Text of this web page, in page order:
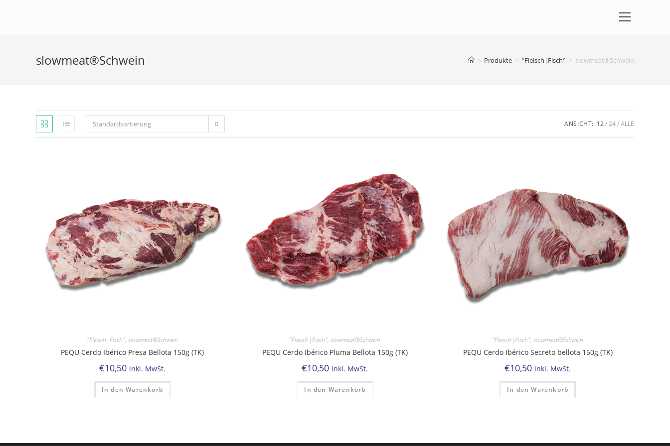
slowmeat®Schwein > Produkte > °Fleisch|Fisch° > slowmeat®Schwein
Standardsortierung ANSICHT: 12 24 ALLE
°Fleisch|Fisch°, slowmeat®Schwein
PEQU Cerdo Ibérico Presa Bellota 150g (TK)
€10,50 inkl. MwSt.
In den Warenkorb
°Fleisch|Fisch°,slowmeat®Schwein
PEQU Cerdo Ibérico Pluma Bellota 150g (TK)
€10,50 inkl. MwSt.
In den Warenkorb
°Fleisch|Fisch°,slowmeat®Schwein
PEQU Cerdo Ibérico Secreto bellota 150g (TK)
€10,50 inkl. MwSt.
In den Warenkorb